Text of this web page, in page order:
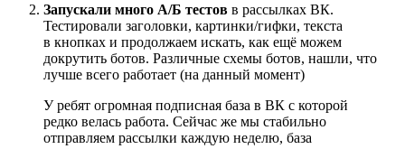
Запускали много А/Б тестов в рассылках ВК.
Тестировали заголовки, картинки/гифки, текста
в кнопках и продолжаем искать, как ещё можем
докрутить ботов. Различные схемы ботов, нашли, что
лучше всего работает (на данный момент)
У ребят огромная подписная база в ВК с которой
редко велась работа. Сейчас же мы стабильно
отправляем рассылки каждую неделю, база